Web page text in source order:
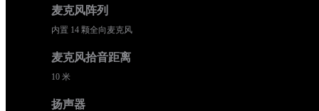
麦克风阵列
内置 14 颗全向麦克风
麦克风拾音距离
10 米
扬声器